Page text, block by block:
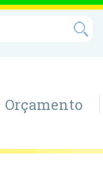
Orçamento